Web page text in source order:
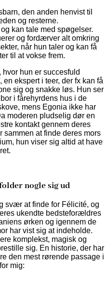
den anden henvist til
og resterne.
kan tale med spøgelser.
og fordærver alt omkring
når hun taler og kan få
til at vokse frem.
hun er succesfuld
en ekspert i teer, der fx kan få
sig og snakke løs. Hun ser
i fårehyrdens hus i de
mens Egonia ikke har
moderen pludselig dør en
kontakt gennem deres
sammen at finde deres mors
hun viser sig altid at have
nogle sig ud
svær at finde for Félicité, og
ukendte bedsteforældres
ørken og igennem de
har vist sig at indeholde.
komplekst, magisk og
sig. En historie, der har
den mest rørende passage i
mig: